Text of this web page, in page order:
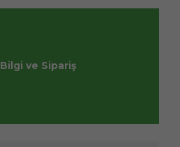
Bilgi ve Sipariş